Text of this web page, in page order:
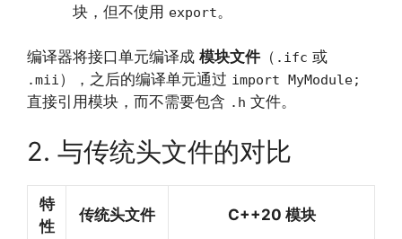
块，但不使用 export。
编译器将接口单元编译成 模块文件 （ .ifc 或
.mii），之后的编译单元通过 import MyModule;
直接引用模块，而不需要包含 .h 文件。
2. 与传统头文件的对比
特
性
传统头文件 C++20 模块